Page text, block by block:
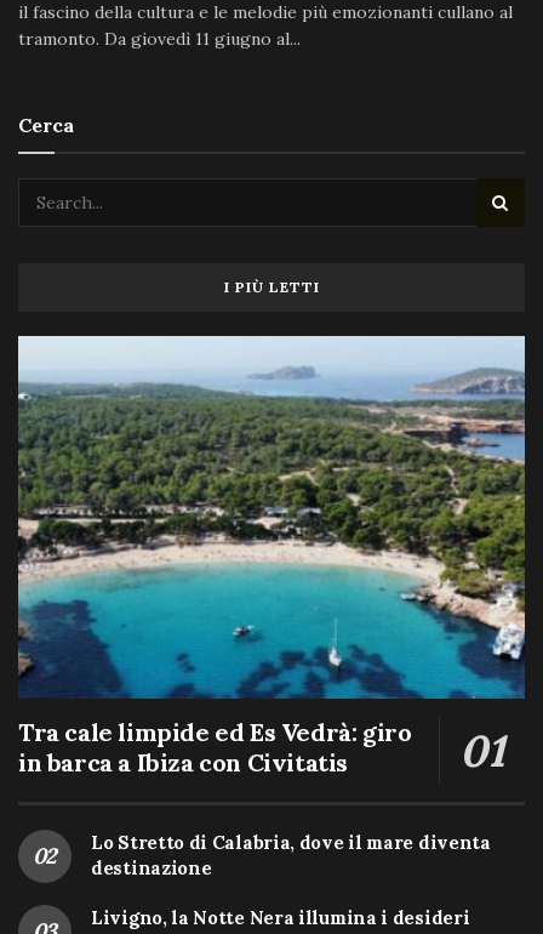
il fascino della cultura e le melodie più emozionanti cullano al
tramonto. Da giovedì 11 giugno al...
Cerca
I PIÙ LETTI
Tra cale limpide ed Es Vedrà: giro
in barca a Ibiza con Civitatis
Lo Stretto di Calabria, dove il mare diventa
destinazione
Livigno, la Notte Nera illumina i desideri